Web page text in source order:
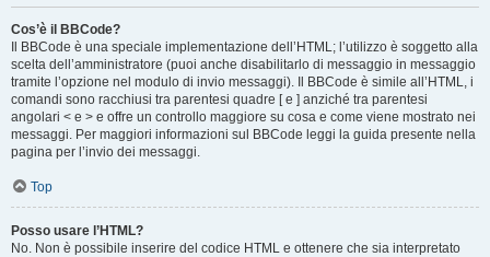
Cos’è il BBCode?
Il BBCode è una speciale implementazione dell’HTML; l’utilizzo è soggetto alla
scelta dell’amministratore (puoi anche disabilitarlo di messaggio in messaggio
tramite l’opzione nel modulo di invio messaggi). Il BBCode è simile all’HTML, i
comandi sono racchiusi tra parentesi quadre [ e ] anziché tra parentesi
angolari < e > e offre un controllo maggiore su cosa e come viene mostrato nei
messaggi. Per maggiori informazioni sul BBCode leggi la guida presente nella
pagina per l’invio dei messaggi.
Top
Posso usare l’HTML?
No. Non è possibile inserire del codice HTML e ottenere che sia interpretato